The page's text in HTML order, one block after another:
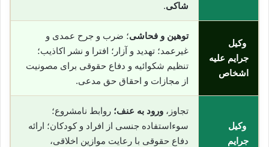
شاکی.
وکیل
جرایم علیه
اشخاص
توهین و فحاشی؛ ضرب و جرح عمدی و
غیرعمد؛ تهدید و آزار؛ افترا و نشر اکاذیب؛
تنظیم شکوائیه و دفاع حقوقی برای مصونیت
از مجازات و احقاق حق مدعی.
وکیل
جرایم
تجاوز، ورود به عنف؛ روابط نامشروع؛
سوءاستفاده جنسی از افراد و کودکان؛ ارائه
دفاع حقوقی با رعایت موازین اخلاقی،